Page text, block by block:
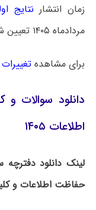
زمان انتشار نتایج
مردادماه ۱۴۰۵ تعیین شده است.
برای مشاهدهتغییرات
دانلود سوالات و
اطلاعات ۱۴۰۵
لینک دانلود
حفاظت اطلاعات و